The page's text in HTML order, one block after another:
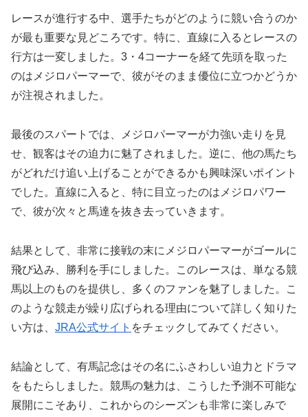
レースが進行する中、選手たちがどのように競い合うのか
が最も重要な見どころです。特に、直線に入るとレースの
行方は一変しました。3・4コーナーを経て先頭を取った
のはメジロパーマーで、彼がそのまま優位に立つかどうか
が注視されました。
最後のスパートでは、メジロパーマーが力強い走りを見
せ、観客はその迫力に魅了されました。逆に、他の馬たち
がどれだけ追い上げることができるかも興味深いポイント
でした。直線に入ると、特に目立ったのはメジロパワー
で、彼が次々と馬達を抜き去っていきます。
結果として、非常に接戦の末にメジロパーマーがゴールに
飛び込み、勝利を手にしました。このレースは、単なる競
馬以上のものを提供し、多くのファンを魅了しました。こ
のような競走が繰り広げられる理由について詳しく知りた
い方は、 JRA公式サイト をチェックしてみてください。
結論として、有馬記念はその名にふさわしい迫力とドラマ
をもたらしました。競馬の魅力は、こうした予測不可能な
展開にこそあり、これからのシーズンも非常に楽しみで